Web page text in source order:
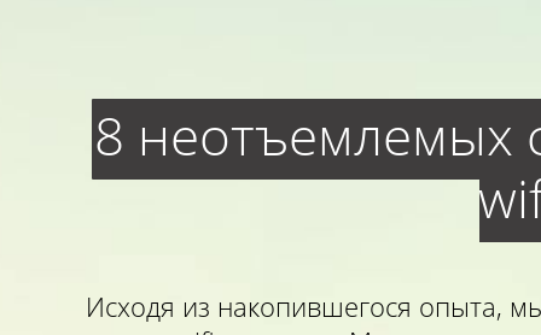
8 неотъемлемых
Исходя из накопившегося опыта,